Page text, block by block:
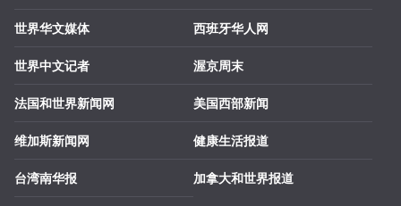
世界华文媒体
世界中文记者
法国和世界新闻网
维加斯新闻网
台湾南华报
西班牙华人网
渥京周末
美国西部新闻
健康生活报道
加拿大和世界报道